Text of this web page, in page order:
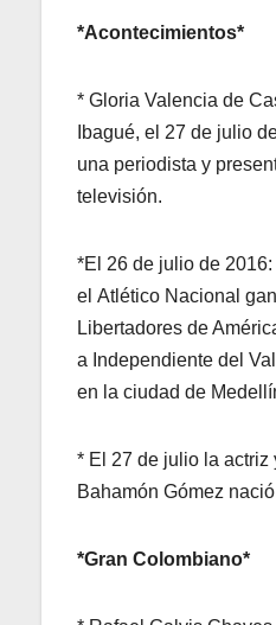
*Acontecimientos*
* Gloria Valencia de
Ibagué, el 27 de julio
una periodista y
televisión.
*El 26 de julio de
el Atlético Nacional
Libertadores de
a Independiente del
en la ciudad de
* El 27 de julio la actriz
Bahamón Gómez
*Gran Colombiano*